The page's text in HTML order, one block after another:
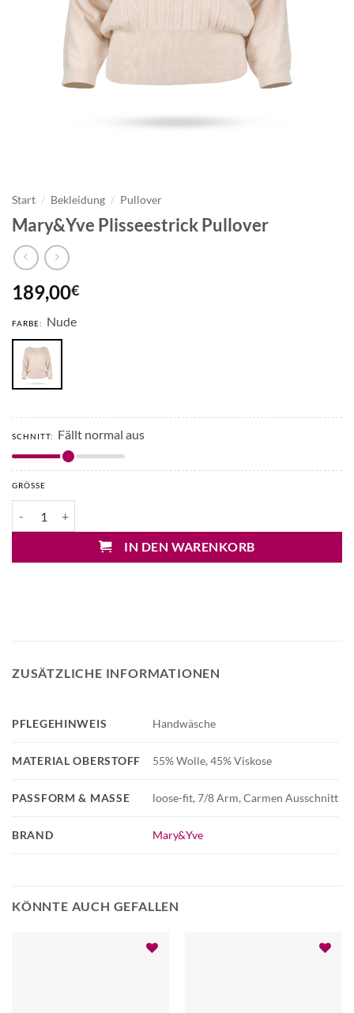
Start / Bekleidung / Pullover
Mary&Yve Plisseestrick Pullover
189,00€
FARBE: Nude
SCHNITT: Fällt normal aus
GRÖSSE
IN DEN WARENKORB
ZUSÄTZLICHE INFORMATIONEN
BRAND Mary&Yve
PFLEGEHINWEIS Handwäsche
MATERIAL OBERSTOFF 55% Wolle, 45% Viskose
PASSFORM & MASSE loose-fit, 7/8 Arm, Carmen Ausschnitt
KÖNNTE AUCH GEFALLEN